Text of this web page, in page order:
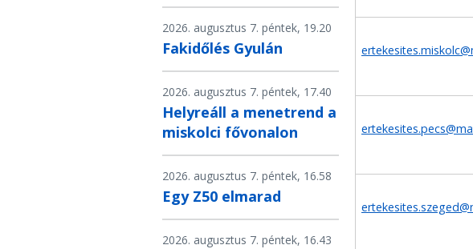
2026. augusztus 7. péntek, 19.20
Fakidőlés Gyulán
2026. augusztus 7. péntek, 17.40
Helyreáll a menetrend a
miskolci fővonalon
2026. augusztus 7. péntek, 16.58
Egy Z50 elmarad
2026. augusztus 7. péntek, 16.43